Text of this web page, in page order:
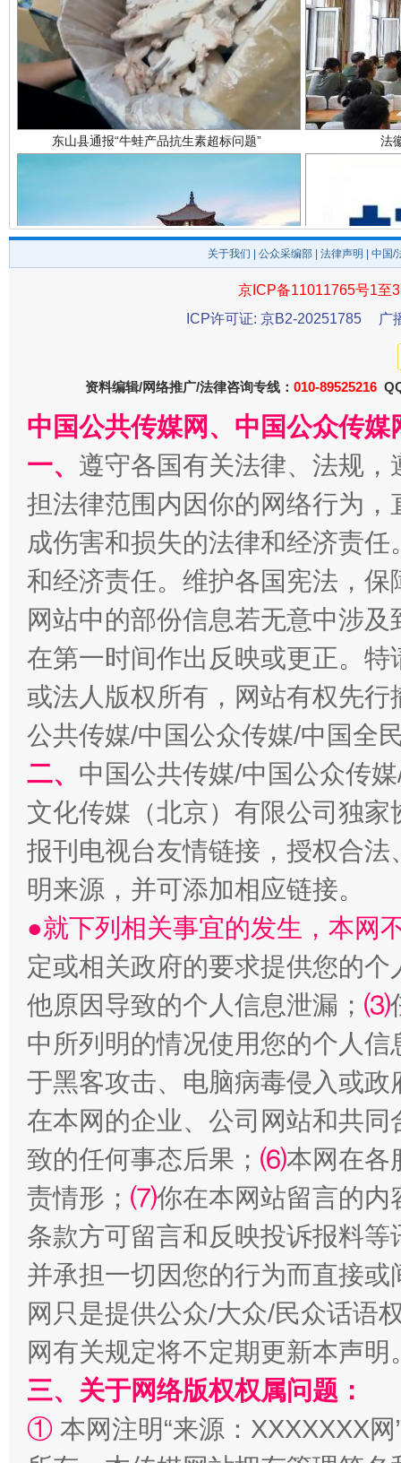
东山县通报“牛蛙产品抗生素超标问题” 法
一
揭开“小金库”的免责幌子
受贿1.44亿！段成刚被判无期 从幼
全民健身五年计划来了！等你上场
阿坝州三大球赛在茂县开幕 规模
关于我们 公众采编部 法律声明 | 中国
京ICP备11011765号1至
ICP许可证: 京B2-20251785
广
资料编辑/网络推广/法律咨询专线： 010-89525216
中国公共传媒网、中国公众传
一、 遵守各国有关法律、法规
担法律范围内因你的网络行为
成伤害和损失的法律和经济责
和经济责任。维护各国宪法，
网站中的部份信息若无意中涉
在第一时间作出反映或更正。
或法人版权所有，网站有权先
公共传媒/中国公众传媒/中国全
二、 中国公共传媒/中国公众传
文化传媒（北京）有限公司独
报刊电视台友情链接，授权合
明来源，并可添加相应链接。
●就下列相关事宜的发生，本网
定或相关政府的要求提供您的个
他原因导致的个人信息泄漏； ⑶
中所列明的情况使用您的个人
于黑客攻击、电脑病毒侵入或
在本网的企业、公司网站和共
致的任何事态后果； ⑹本网在各
责情形； ⑺你在本网站留言的内
条款方可留言和反映投诉报料
并承担一切因您的行为而直接
网只是提供公众/大众/民众话语
网有关规定将不定期更新本声明
三、关于网络版权权属问题：
① 本网注明“来源：XXXXXXX